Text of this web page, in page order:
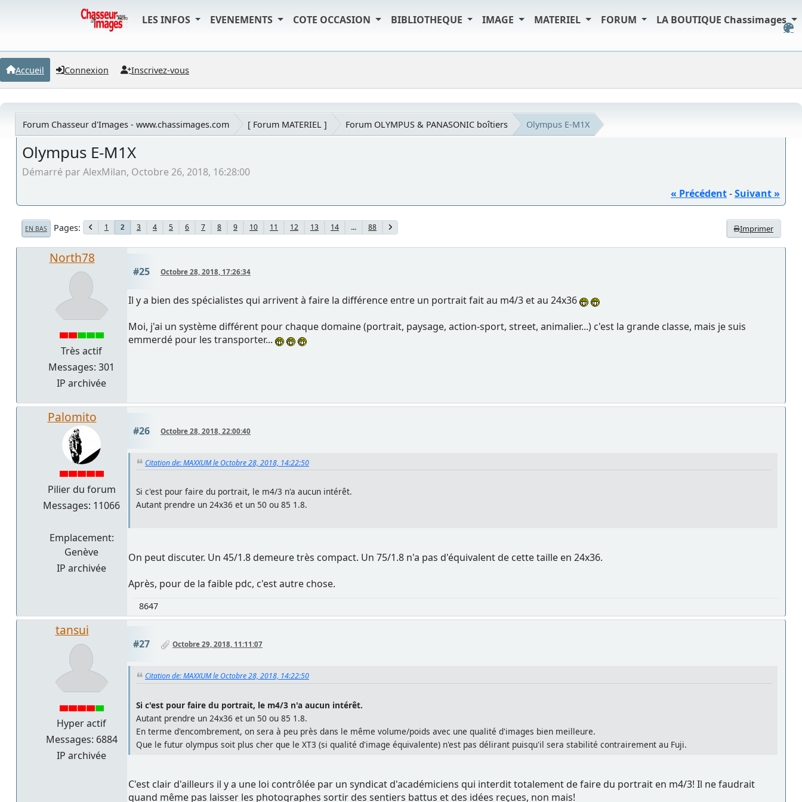
LES INFOS EVENEMENTS COTE OCCASION BIBLIOTHEQUE IMAGE MATERIEL FORUM LA BOUTIQUE Chassimages
Accueil Connexion Inscrivez-vous
Forum Chasseur d'Images - www.chassimages.com [ Forum MATERIEL ] Forum OLYMPUS & PANASONIC boîtiers Olympus E-M1X
Olympus E-M1X
Démarré par AlexMilan, Octobre 26, 2018, 16:28:00
« Précédent-Suivant »
Imprimer
EN BAS Pages 1 2 3 4 5 6 7 8 9 10 11 12 13 14 ... 88
North78
Très actif
Messages: 301
IP archivée
#25 Octobre 28, 2018, 17:26:34
Il y a bien des spécialistes qui arrivent à faire la différence entre un portrait fait au m4/3 et au 24x36
Moi, j'ai un système différent pour chaque domaine (portrait, paysage, action-sport, street, animalier...) c'est la grande classe, mais je suis
emmerdé pour les transporter...
Palomito
Pilier du forum
Messages: 11066
Emplacement:
Genève
IP archivée
#26 Octobre 28, 2018, 22:00:40
Citation de: MAXXUM le Octobre 28, 2018, 14:22:50
Si c'est pour faire du portrait, le m4/3 n'a aucun intérêt.
Autant prendre un 24x36 et un 50 ou 85 1.8.
On peut discuter. Un 45/1.8 demeure très compact. Un 75/1.8 n'a pas d'équivalent de cette taille en 24x36.
Après, pour de la faible pdc, c'est autre chose.
8647
tansui
Hyper actif
Messages: 6884
IP archivée
#27 Octobre 29, 2018, 11:11:07
Citation de: MAXXUM le Octobre 28, 2018, 14:22:50
Si c'est pour faire du portrait, le m4/3 n'a aucun intérêt.
Autant prendre un 24x36 et un 50 ou 85 1.8.
En terme d'encombrement, on sera à peu près dans le même volume/poids avec une qualité d'images bien meilleure.
Que le futur olympus soit plus cher que le XT3 (si qualité d'image équivalente) n'est pas délirant puisqu'il sera stabilité contrairement au Fuji.
C'est clair d'ailleurs il y a une loi contrôlée par un syndicat d'académiciens qui interdit totalement de faire du portrait en m4/3! Il ne faudrait
quand même pas laisser les photographes sortir des sentiers battus et des idées reçues, non mais!